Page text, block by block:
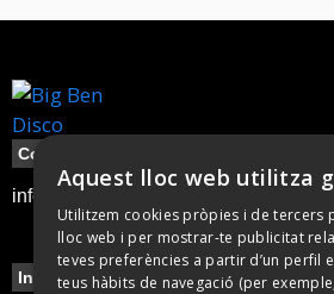
Contacte
info@bigbendisco.com
Informació Legal
Aquest lloc web utilitza
Utilitzem cookies pròpies i de tercers
lloc web i per mostrar-te publicitat
teves preferències a partir d’un perfil
teus hàbits de navegació (per